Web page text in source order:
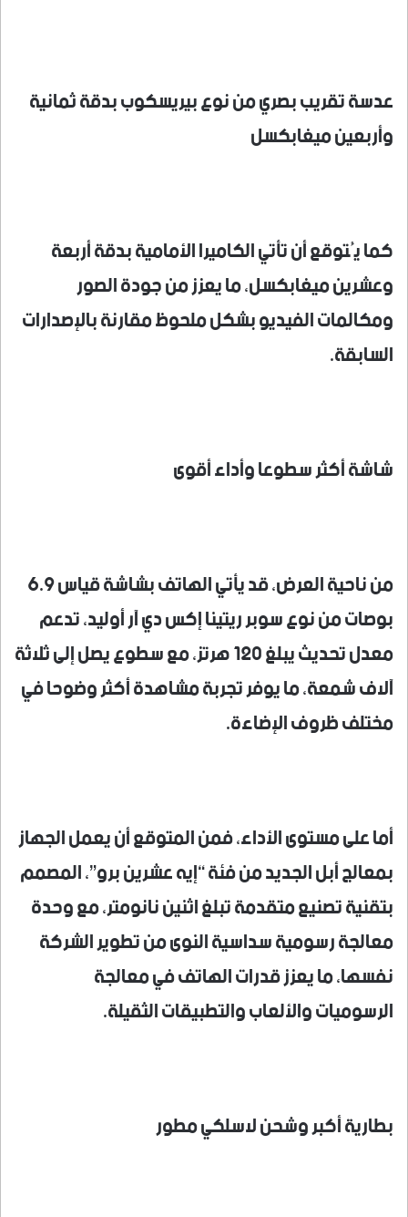
عدسة تقريب بصري من نوع بيريسكوب بدقة ثمانية
وأربعين ميغابكسل
كما يُتوقع أن تأتي الكاميرا الأمامية بدقة أربعة
وعشرين ميغابكسل، ما يعزز من جودة الصور
ومكالمات الفيديو بشكل ملحوظ مقارنة بالإصدارات
السابقة.
شاشة أكثر سطوعا وأداء أقوى
من ناحية العرض، قد يأتي الهاتف بشاشة قياس 6.9
بوصات من نوع سوبر ريتينا إكس دي آر أوليد، تدعم
معدل تحديث يبلغ 120 هرتز، مع سطوع يصل إلى ثلاثة
آلاف شمعة، ما يوفر تجربة مشاهدة أكثر وضوحا في
مختلف ظروف الإضاءة.
أما على مستوى الأداء، فمن المتوقع أن يعمل الجهاز
بمعالج أبل الجديد من فئة “إيه عشرين برو”، المصمم
بتقنية تصنيع متقدمة تبلغ اثنين نانومتر، مع وحدة
معالجة رسومية سداسية النوى من تطوير الشركة
نفسها، ما يعزز قدرات الهاتف في معالجة
الرسوميات والألعاب والتطبيقات الثقيلة.
بطارية أكبر وشحن لاسلكي مطور